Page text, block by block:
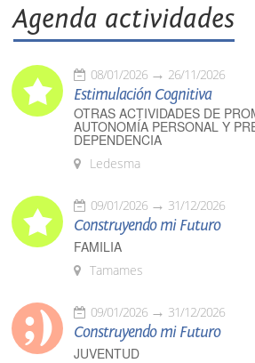
Agenda actividades
08/01/2026 26/11/2026
Estimulación Cognitiva
OTRAS ACTIVIDADES DE
AUTONOMÍA PERSONAL Y
DEPENDENCIA
Ledesma
09/01/2026 31/12/2026
Construyendo mi Futuro
FAMILIA
Tamames
09/01/2026 31/12/2026
Construyendo mi Futuro
JUVENTUD